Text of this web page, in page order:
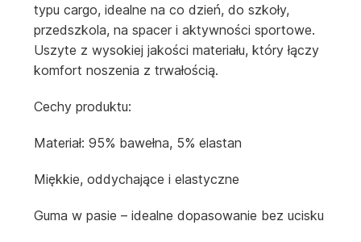
typu cargo, idealne na co dzień, do szkoły,
przedszkola, na spacer i aktywności sportowe.
Uszyte z wysokiej jakości materiału, który łączy
komfort noszenia z trwałością.
Cechy produktu:
Materiał: 95% bawełna, 5% elastan
Miękkie, oddychające i elastyczne
Guma w pasie – idealne dopasowanie bez ucisku